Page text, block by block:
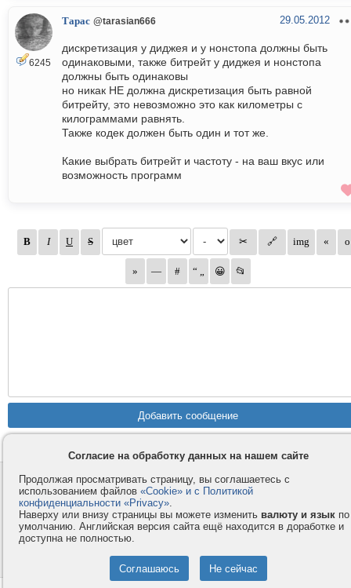
6245
Тарас @tarasian666 29.05.2012
дискретизация у диджея и у нонстопа должны быть
одинаковыми, также битрейт у диджея и нонстопа
должны быть одинаковы
но никак НЕ должна дискретизация быть равной
битрейту, это невозможно это как километры с
килограммами равнять.
Также кодек должен быть один и тот же.
Какие выбрать битрейт и частоту - на ваш вкус или
возможность программ
Контакты
Компания
Privacy и Cookie
Правила и условия
Услуги
Как оплатить
Помощь
© 2008-2026VMESTE.EU - Все права защищены.
Согласие на обработку данных на нашем сайте
Продолжая просматривать страницу, вы соглашаетесь с
использованием файлов «Cookie» и с Политикой
конфиденциальности «Privacy».
Наверху или внизу страницы вы можете изменить валюту и язык по
умолчанию. Английская версия сайта ещё находится в доработке и
доступна не полностью.